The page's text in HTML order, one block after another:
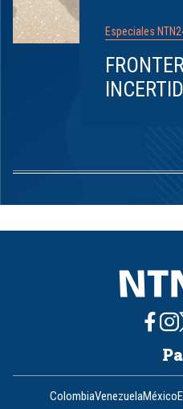
Especiales
1
8
ColombiaVenezuelaMéxico